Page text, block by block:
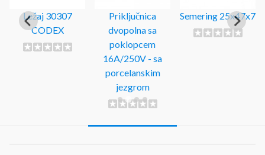
Ležaj 30307
CODEX
Priključnica
dvopolna sa
poklopcem
16A/250V - sa
porcelanskim
jezgrom
Semering 25x47x7